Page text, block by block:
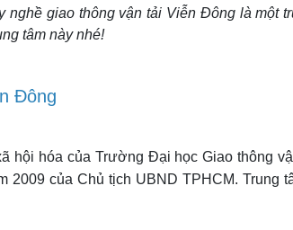
giao thông vận tải Viễn Đông là một
tâm này nhé!
Đông
hội hóa của Trường Đại học Giao thông
2009 của Chủ tịch UBND TPHCM. Trung